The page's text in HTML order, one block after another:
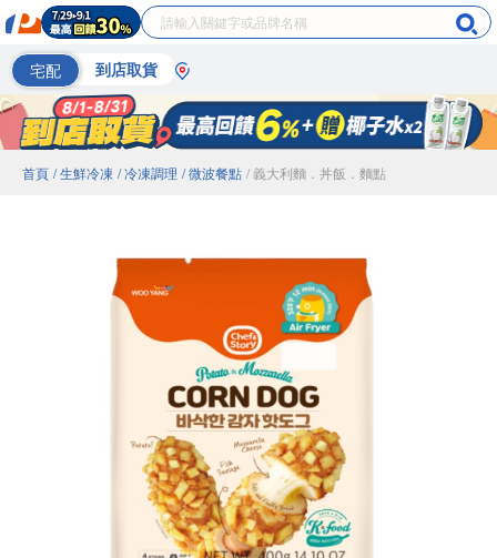
宅配 到店取貨
首頁 / 生鮮冷凍 / 冷凍調理 / 微波餐點 / 義大利麵．丼飯．麵點